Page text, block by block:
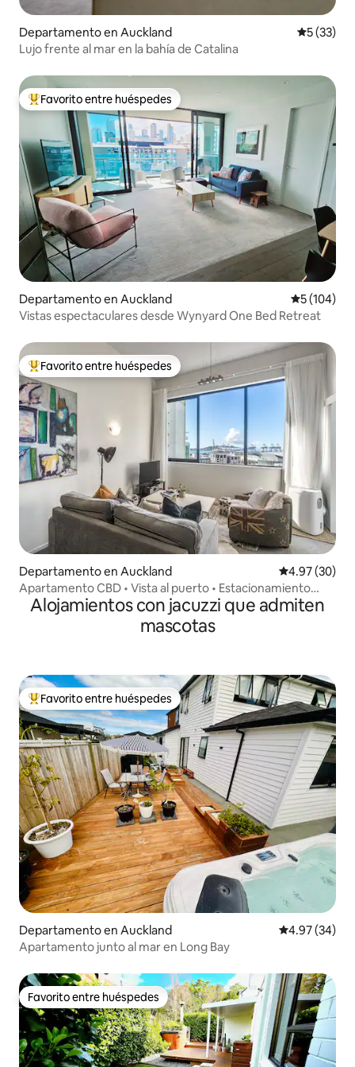
Departamento en Auckland
5 (33)
Lujo frente al mar en la bahía de Catalina
De los mejores en Favorito entre huéspedes
Favorito entre huéspedes
Departamento en Auckland
5 (104)
Vistas espectaculares desde Wynyard One Bed Retreat
De los mejores en Favorito entre huéspedes
Favorito entre huéspedes
Departamento en Auckland Calificación
4.97 (30)
Apartamento CBD • Vista al puerto • Estacionamiento
seguro gratuito
Alojamientos con jacuzzi que admiten
mascotas
De los mejores en Favorito entre huéspedes
Favorito entre huéspedes
Departamento en Auckland Calificación
4.97 (34)
Apartamento junto al mar en Long Bay
Favorito entre huéspedes
Favorito entre huéspedes